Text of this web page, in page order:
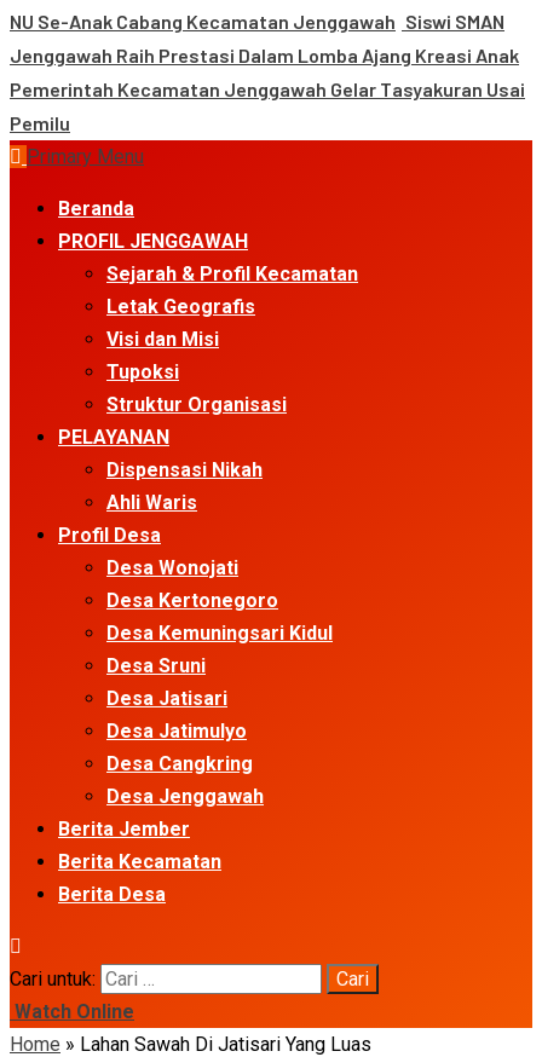
NU Se-Anak Cabang Kecamatan Jenggawah Siswi SMAN
Jenggawah Raih Prestasi Dalam Lomba Ajang Kreasi Anak
Pemerintah Kecamatan Jenggawah Gelar Tasyakuran Usai
Pemilu
Primary Menu
Beranda
PROFIL JENGGAWAH
Sejarah & Profil Kecamatan
Letak Geografis
Visi dan Misi
Tupoksi
Struktur Organisasi
PELAYANAN
Dispensasi Nikah
Ahli Waris
Profil Desa
Desa Wonojati
Desa Kertonegoro
Desa Kemuningsari Kidul
Desa Sruni
Desa Jatisari
Desa Jatimulyo
Desa Cangkring
Desa Jenggawah
Berita Jember
Berita Kecamatan
Berita Desa
Cari untuk:
Watch Online
Home » Lahan Sawah Di Jatisari Yang Luas